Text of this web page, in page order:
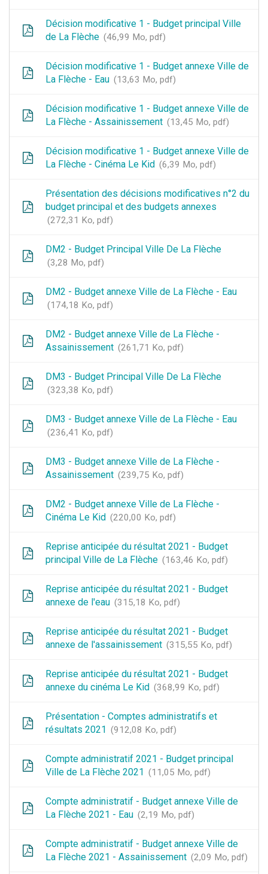
Décision modificative 1 - Budget principal Ville
de La Flèche
46,99 Mo, pdf
Décision modificative 1 - Budget annexe Ville de
La Flèche - Eau
13,63 Mo, pdf
Décision modificative 1 - Budget annexe Ville de
La Flèche - Assainissement
13,45 Mo, pdf
Décision modificative 1 - Budget annexe Ville de
La Flèche - Cinéma Le Kid
6,39 Mo, pdf
Présentation des décisions modificatives n°2 du
budget principal et des budgets annexes
272,31 Ko, pdf
DM2 - Budget Principal Ville De La Flèche
3,28 Mo, pdf
DM2 - Budget annexe Ville de La Flèche - Eau
174,18 Ko, pdf
DM2 - Budget annexe Ville de La Flèche -
Assainissement
261,71 Ko, pdf
DM3 - Budget Principal Ville De La Flèche
323,38 Ko, pdf
DM3 - Budget annexe Ville de La Flèche - Eau
236,41 Ko, pdf
DM3 - Budget annexe Ville de La Flèche -
Assainissement
239,75 Ko, pdf
DM2 - Budget annexe Ville de La Flèche -
Cinéma Le Kid
220,00 Ko, pdf
Reprise anticipée du résultat 2021 - Budget
principal Ville de La Flèche
163,46 Ko, pdf
Reprise anticipée du résultat 2021 - Budget
annexe de l'eau
315,18 Ko, pdf
Reprise anticipée du résultat 2021 - Budget
annexe de l'assainissement
315,55 Ko, pdf
Reprise anticipée du résultat 2021 - Budget
annexe du cinéma Le Kid
368,99 Ko, pdf
Présentation - Comptes administratifs et
résultats 2021
912,08 Ko, pdf
Compte administratif 2021 - Budget principal
Ville de La Flèche 2021
11,05 Mo, pdf
Compte administratif - Budget annexe Ville de
La Flèche 2021 - Eau
2,19 Mo, pdf
Compte administratif - Budget annexe Ville de
La Flèche 2021 - Assainissement
2,09 Mo, pdf